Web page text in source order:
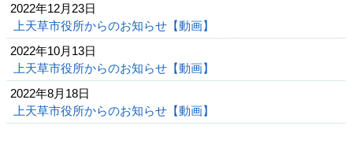
2022年12月23日
上天草市役所からのお知らせ【動画】
2022年10月13日
上天草市役所からのお知らせ【動画】
2022年8月18日
上天草市役所からのお知らせ【動画】